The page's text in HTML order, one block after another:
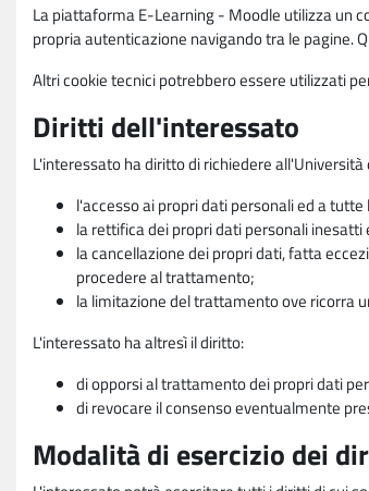
La piattaforma E-Learning - Moodle utilizza un
propria autenticazione navigando tra le pagine.
Altri cookie tecnici potrebbero essere utilizzati
Diritti dell'interessato
L'interessato ha diritto di richiedere
l'accesso ai propri dati personali ed a
la rettifica dei propri dati personali
la cancellazione dei propri dati, fatta
procedere al trattamento;
la limitazione del trattamento ove ricorra
L'interessato ha altresì il diritto:
di opporsi al trattamento dei propri dati
di revocare il consenso eventualmente
Modalità di esercizio dei